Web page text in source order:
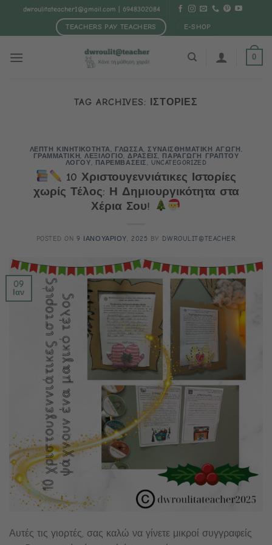
Μετάβαση
περιεχόμενο
dwroulitateacher1@gmail.com | 6948302084
TEACHERS PAY TEACHERS E-SHOP
0
TAG ARCHIVES: ΙΣΤΟΡΙΕΣ
ΛΕΠΤΗ ΚΙΝΗΤΙΚΟΤΗΤΑ, ΓΛΩΣΣΑ,ΣΥΝΑΙΣΘΗΜΑΤΙΚΗ ΑΓΩΓΗ ,
ΓΡΑΜΜΑΤΙΚΗ,ΛΕΞΙΛΟΓΙΟ,ΔΡΑΣΕΙΣ, ΠΑΡΑΓΩΓΗ ΓΡΑΠΤΟΥ
ΛΟΓΟΥ, ΠΑΡΕΜΒΑΣΕΙΣ, UNCATEGORIZED
10 Χριστουγεννιάτικες Ιστορίες
χωρίς Τέλος: Η Δημιουργικότητα στα
Χέρια Σου!
POSTED ON9 ΙΑΝΟΥΑΡΙΟΥ, 2025 BY DWROULIT@TEACHER
09
Ιαν
Αυτές τις γιορτές, σας καλώ να γίνετε μικροί συγγραφείς